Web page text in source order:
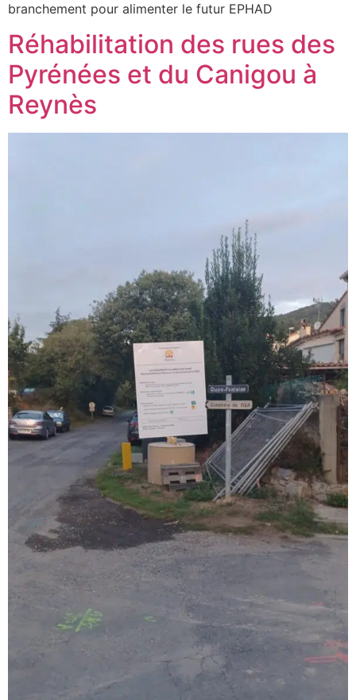
branchement pour alimenter le futur EPHAD
Réhabilitation des rues des
Pyrénées et du Canigou à
Reynès